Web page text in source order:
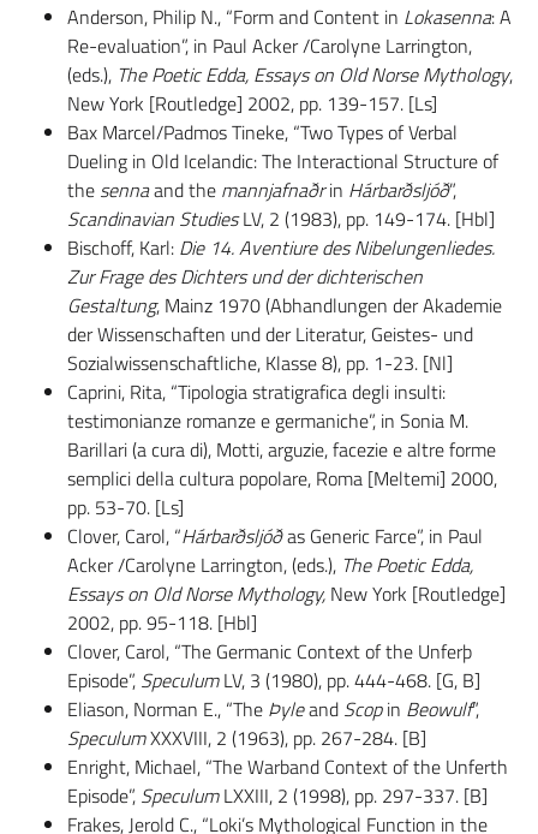
Anderson, Philip N., “Form and Content in Lokasenna: A
Re-evaluation”, in Paul Acker /Carolyne Larrington,
(eds.), The Poetic Edda, Essays on Old Norse Mythology,
New York [Routledge] 2002, pp. 139-157. [Ls]
Bax Marcel/Padmos Tineke, “Two Types of Verbal
Dueling in Old Icelandic: The Interactional Structure of
the sennaand the mannjafnaðrin Hárbarðsljóð”,
Scandinavian StudiesLV, 2 (1983), pp. 149-174. [Hbl]
Bischoff, Karl: Die 14. Aventiure des Nibelungenliedes.
Zur Frage des Dichters und der dichterischen
Gestaltung, Mainz 1970 (Abhandlungen der Akademie
der Wissenschaften und der Literatur, Geistes- und
Sozialwissenschaftliche, Klasse 8), pp. 1-23. [Nl]
Caprini, Rita, “Tipologia stratigrafica degli insulti:
testimonianze romanze e germaniche”, in Sonia M.
Barillari (a cura di), Motti, arguzie, facezie e altre forme
semplici della cultura popolare, Roma [Meltemi] 2000,
pp. 53-70. [Ls]
Clover, Carol, “Hárbarðsljóðas Generic Farce”, in Paul
Acker /Carolyne Larrington, (eds.), The Poetic Edda,
Essays on Old Norse Mythology, New York [Routledge]
2002, pp. 95-118. [Hbl]
Clover, Carol, “The Germanic Context of the Unferþ
Episode”, SpeculumLV, 3 (1980), pp. 444-468. [G, B]
Eliason, Norman E., “The Þyleand Scopin Beowulf”,
SpeculumXXXVIII, 2 (1963), pp. 267-284. [B]
Enright, Michael, “The Warband Context of the Unferth
Episode”, SpeculumLXXIII, 2 (1998), pp. 297-337. [B]
Frakes, Jerold C., “Loki’s Mythological Function in the